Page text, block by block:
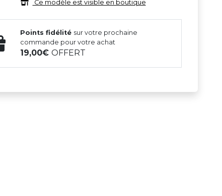
Ce modèle est visible en boutique
Points fidélité sur votre prochaine
commande pour votre achat
19,00OFFERT